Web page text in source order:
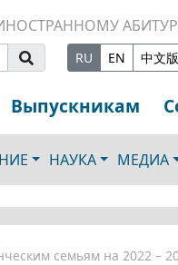
RU EN 中文版
Выпускникам
НАУКА МЕДИА
семьям на 2022 –